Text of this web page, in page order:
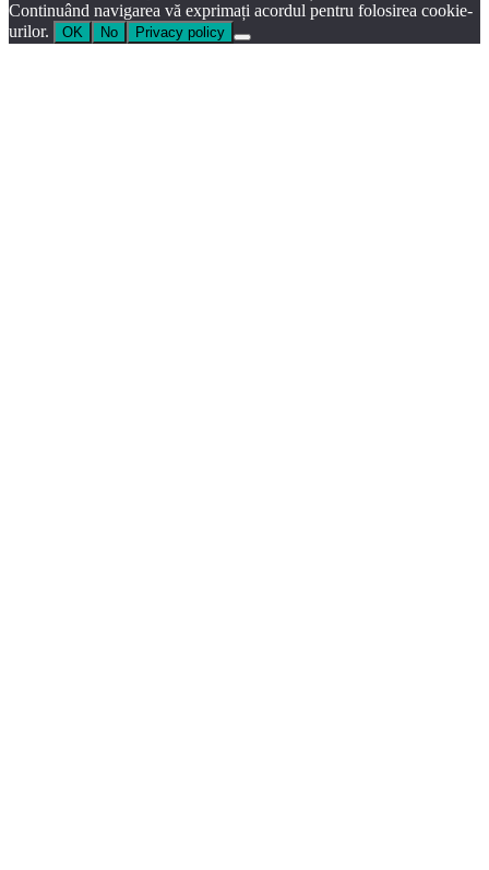
Continuând navigarea vă exprimați acordul pentru folosirea cookie-
urilor.
OK No Privacy policy